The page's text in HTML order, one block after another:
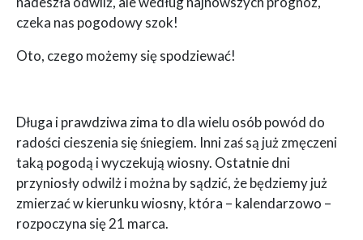
czeka nas pogodowy szok!
Oto, czego możemy się spodziewać!
Długa i prawdziwa zima to dla wielu osób powód do
radości cieszenia się śniegiem. Inni zaś są już zmęczeni
taką pogodą i wyczekują wiosny. Ostatnie dni
przyniosły odwilż i można by sądzić, że będziemy już
zmierzać w kierunku wiosny, która – kalendarzowo –
rozpoczyna się 21 marca.